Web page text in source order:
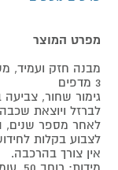
מפרט המוצר
מבנה חזק ועמיד,
3 מדפים
גימור שחור,
לברזל ויוצאת
לאחר מספר שנים,
לצבוע בקלות
אין צורך בהרכבה.